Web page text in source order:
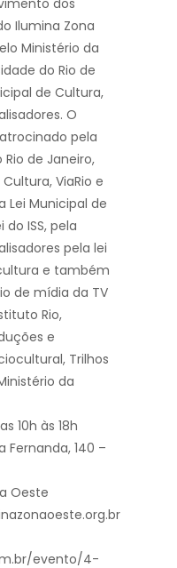
dos
Ilumina Zona
Ministério da
do Rio de
de Cultura,
O
pela
de Janeiro,
ViaRio e
Lei Municipal de
ISS, pela
pela lei
e também
de mídia da TV
Rio,
e
Trilhos
da
10h às 18h
Fernanda, 140 –
Oeste
evento/4-